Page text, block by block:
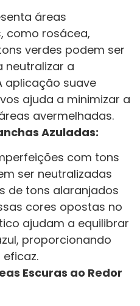
áreas
como rosácea,
verdes podem ser
neutralizar a
aplicação suave
ajuda a minimizar a
avermelhadas.
Azuladas:
com tons
ser neutralizadas
de tons alaranjados
cores opostas no
ajudam a equilibrar
proporcionando
Escuras ao Redor